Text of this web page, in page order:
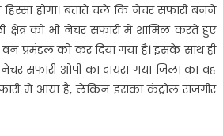
होगा। बताते चले कि नेचर सफारी बनने
को भी नेचर सफारी में शामिल करते हुए
प्रमंडल को कर दिया गया है। इसके साथ ही
नेचर सफारी ओपी का दायरा गया जिला का वह
में आया है, लेकिन इसका कंट्रोल राजगीर